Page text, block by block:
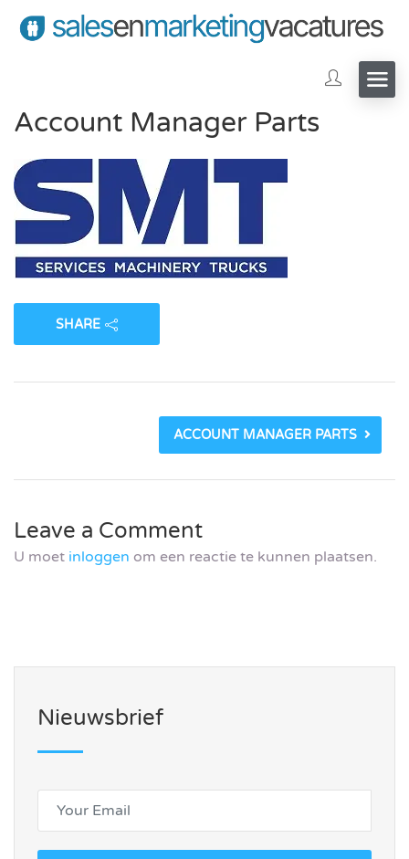
Account Manager Parts
SHARE
ACCOUNT MANAGER PARTS
Leave a Comment
U moet inloggen om een reactie te kunnen plaatsen.
Nieuwsbrief